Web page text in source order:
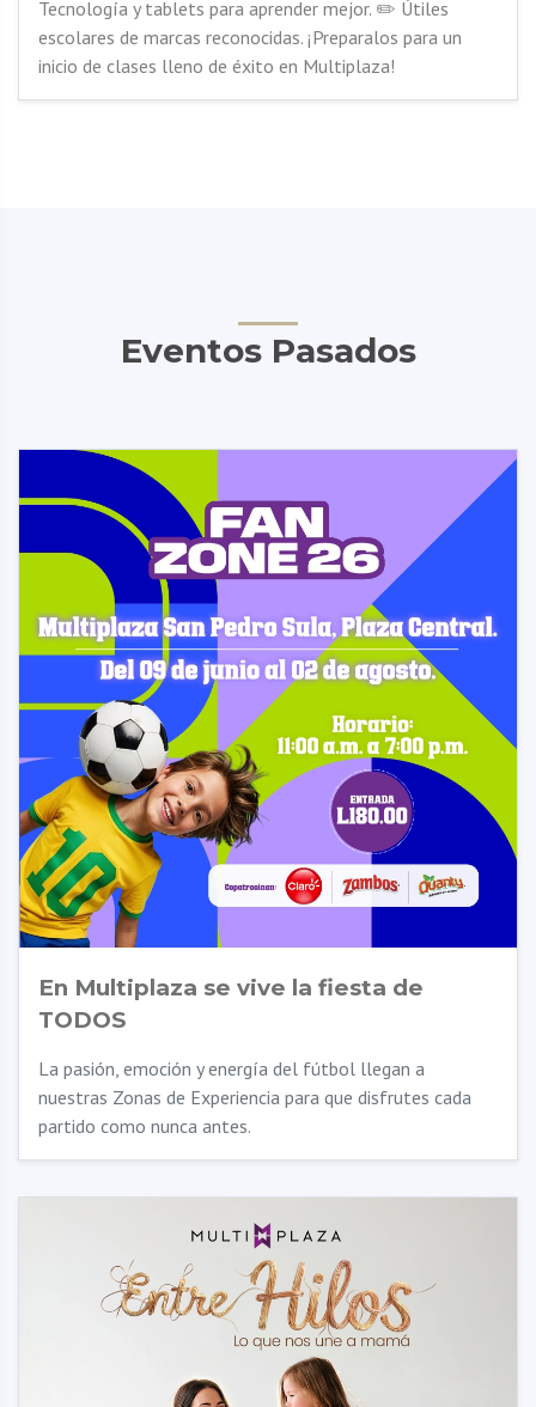
Tecnología y tablets para aprender mejor. ✏️ Útiles
escolares de marcas reconocidas. ¡Preparalos para un
inicio de clases lleno de éxito en Multiplaza!
Eventos Pasados
En Multiplaza se vive la fiesta de
TODOS
La pasión, emoción y energía del fútbol llegan a
nuestras Zonas de Experiencia para que disfrutes cada
partido como nunca antes.